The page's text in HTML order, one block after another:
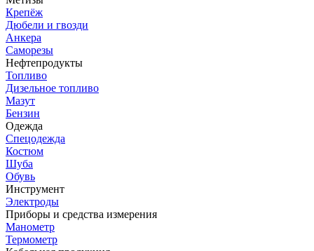
Крепёж
Дюбели и гвозди
Анкера
Саморезы
Нефтепродукты
Топливо
Дизельное топливо
Мазут
Бензин
Одежда
Спецодежда
Костюм
Шуба
Обувь
Инструмент
Электроды
Приборы и средства измерения
Манометр
Термометр